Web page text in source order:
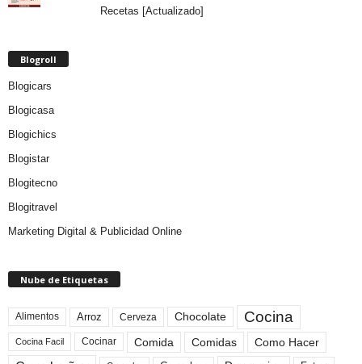
Recetas [Actualizado]
Blogroll
Blogicars
Blogicasa
Blogichics
Blogistar
Blogitecno
Blogitravel
Marketing Digital & Publicidad Online
Nube de Etiquetas
Alimentos Arroz Cerveza Chocolate Cocina
Cocina Facil Cocinar Comida Comidas Como Hacer